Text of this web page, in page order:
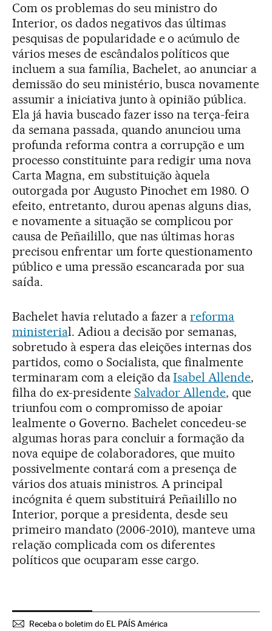
Com os problemas do seu ministro do
Interior, os dados negativos das últimas
pesquisas de popularidade e o acúmulo de
vários meses de escândalos políticos que
incluem a sua família, Bachelet, ao anunciar a
demissão do seu ministério, busca novamente
assumir a iniciativa junto à opinião pública.
Ela já havia buscado fazer isso na terça-feira
da semana passada, quando anunciou uma
profunda reforma contra a corrupção e um
processo constituinte para redigir uma nova
Carta Magna, em substituição àquela
outorgada por Augusto Pinochet em 1980. O
efeito, entretanto, durou apenas alguns dias,
e novamente a situação se complicou por
causa de Peñailillo, que nas últimas horas
precisou enfrentar um forte questionamento
público e uma pressão escancarada por sua
saída.
Bachelet havia relutado a fazer areforma
ministerial. Adiou a decisão por semanas,
sobretudo à espera das eleições internas dos
partidos, como o Socialista, que finalmente
terminaram com a eleição daIsabel Allende,
filha do ex-presidente Salvador Allende, que
triunfou com o compromisso de apoiar
lealmente o Governo. Bachelet concedeu-se
algumas horas para concluir a formação da
nova equipe de colaboradores, que muito
possivelmente contará com a presença de
vários dos atuais ministros. A principal
incógnita é quem substituirá Peñailillo no
Interior, porque a presidenta, desde seu
primeiro mandato (2006-2010), manteve uma
relação complicada com os diferentes
políticos que ocuparam esse cargo.
Receba o boletim do EL PAÍS América